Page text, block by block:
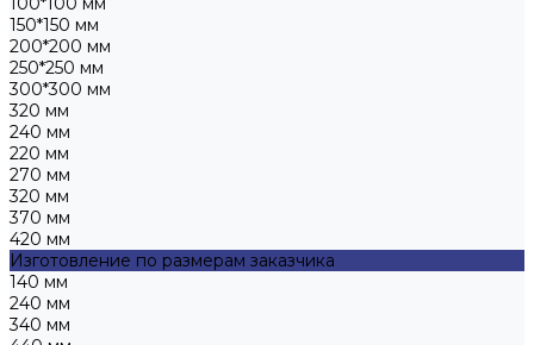
150*150 мм
200*200 мм
250*250 мм
300*300 мм
320 мм
240 мм
220 мм
270 мм
320 мм
370 мм
420 мм
Изготовление по размерам заказчика
140 мм
240 мм
340 мм